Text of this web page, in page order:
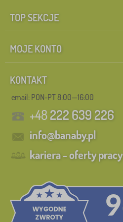
TOP SEKCJE
MOJE KONTO
KONTAKT
email: PON-PT 8:00—16:00
+48222 639 226
info@banaby.pl
kariera - oferty pracy